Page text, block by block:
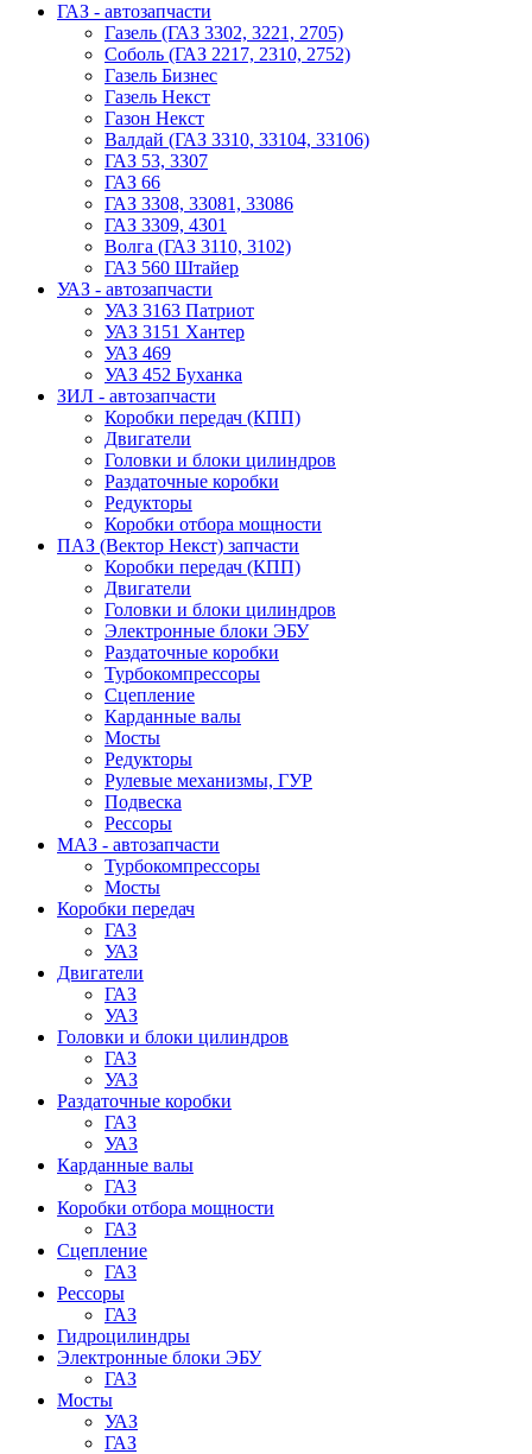
ГАЗ - автозапчасти
Газель (ГАЗ 3302, 3221, 2705)
Соболь (ГАЗ 2217, 2310, 2752)
Газель Бизнес
Газель Некст
Газон Некст
Валдай (ГАЗ 3310, 33104, 33106)
ГАЗ 53, 3307
ГАЗ 66
ГАЗ 3308, 33081, 33086
ГАЗ 3309, 4301
Волга (ГАЗ 3110, 3102)
ГАЗ 560 Штайер
УАЗ - автозапчасти
УАЗ 3163 Патриот
УАЗ 3151 Хантер
УАЗ 469
УАЗ 452 Буханка
ЗИЛ - автозапчасти
Коробки передач (КПП)
Двигатели
Головки и блоки цилиндров
Раздаточные коробки
Редукторы
Коробки отбора мощности
ПАЗ (Вектор Некст) запчасти
Коробки передач (КПП)
Двигатели
Головки и блоки цилиндров
Электронные блоки ЭБУ
Раздаточные коробки
Турбокомпрессоры
Сцепление
Карданные валы
Мосты
Редукторы
Рулевые механизмы, ГУР
Подвеска
Рессоры
МАЗ - автозапчасти
Турбокомпрессоры
Мосты
Коробки передач
ГАЗ
УАЗ
Двигатели
ГАЗ
УАЗ
Головки и блоки цилиндров
ГАЗ
УАЗ
Раздаточные коробки
ГАЗ
УАЗ
Карданные валы
ГАЗ
Коробки отбора мощности
ГАЗ
Сцепление
ГАЗ
Рессоры
ГАЗ
Гидроцилиндры
Электронные блоки ЭБУ
ГАЗ
Мосты
УАЗ
ГАЗ